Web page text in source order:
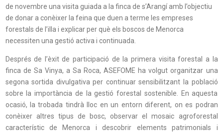
de novembre una visita guiada a la finca de s’Arangí amb l’objectiu
de donar a conèixer la feina que duen a terme les empreses
forestals de l’illa i explicar per què els boscos de Menorca
necessiten una gestió activa i continuada.
Després de l’èxit de participació de la primera visita forestal a la
finca de Sa Vinya, a Sa Roca, ASEFOME ha volgut organitzar una
segona sortida divulgativa per continuar sensibilitzant la població
sobre la importància de la gestió forestal sostenible. En aquesta
ocasió, la trobada tindrà lloc en un entorn diferent, on es podran
conèixer altres tipus de bosc, observar el mosaic agroforestal
característic de Menorca i descobrir elements patrimonials i